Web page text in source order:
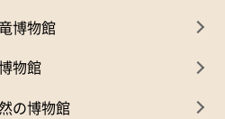
博物館
物館
の博物館